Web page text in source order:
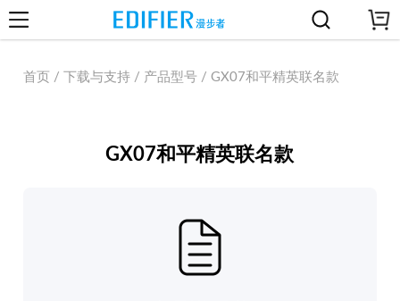
首页 / 下载与支持 / 产品型号 / GX07和平精英联名款
GX07和平精英联名款